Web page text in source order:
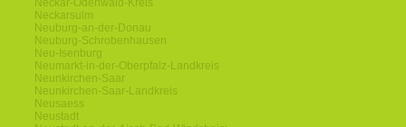
Neckar-Odenwald-Kreis
Neckarsulm
Neuburg-an-der-Donau
Neuburg-Schrobenhausen
Neu-Isenburg
Neumarkt-in-der-Oberpfalz-Landkreis
Neunkirchen-Saar
Neunkirchen-Saar-Landkreis
Neusaess
Neustadt